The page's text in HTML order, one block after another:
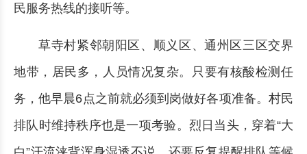
民服务热线的接听等。
草寺村紧邻朝阳区、顺义区、通州区三区交界
地带，居民多，人员情况复杂。只要有核酸检测任
务，他早晨6点之前就必须到岗做好各项准备。村民
排队时维持秩序也是一项考验。烈日当头，穿着“大